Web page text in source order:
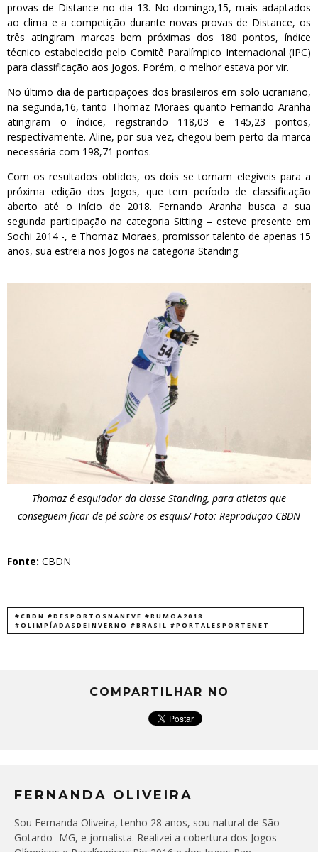
provas de Distance no dia 13. No domingo,15, mais adaptados
ao clima e a competição durante novas provas de Distance, os
três atingiram marcas bem próximas dos 180 pontos, índice
técnico estabelecido pelo Comitê Paralímpico Internacional (IPC)
para classificação aos Jogos. Porém, o melhor estava por vir.
No último dia de participações dos brasileiros em solo ucraniano,
na segunda,16, tanto Thomaz Moraes quanto Fernando Aranha
atingiram o índice, registrando 118,03 e 145,23 pontos,
respectivamente. Aline, por sua vez, chegou bem perto da marca
necessária com 198,71 pontos.
Com os resultados obtidos, os dois se tornam elegíveis para a
próxima edição dos Jogos, que tem período de classificação
aberto até o início de 2018. Fernando Aranha busca a sua
segunda participação na categoria Sitting – esteve presente em
Sochi 2014 -, e Thomaz Moraes, promissor talento de apenas 15
anos, sua estreia nos Jogos na categoria Standing.
Thomaz é esquiador da classe Standing, para atletas que
conseguem ficar de pé sobre os esquis/ Foto: Reprodução CBDN
Fonte: CBDN
#CBDN #DESPORTOSNANEVE #RUMOA2018
#OLIMPÍADASDEINVERNO #BRASIL #PORTALESPORTENET
COMPARTILHAR NO
FERNANDA OLIVEIRA
Sou Fernanda Oliveira, tenho 28 anos, sou natural de São
Gotardo- MG, e jornalista. Realizei a cobertura dos Jogos